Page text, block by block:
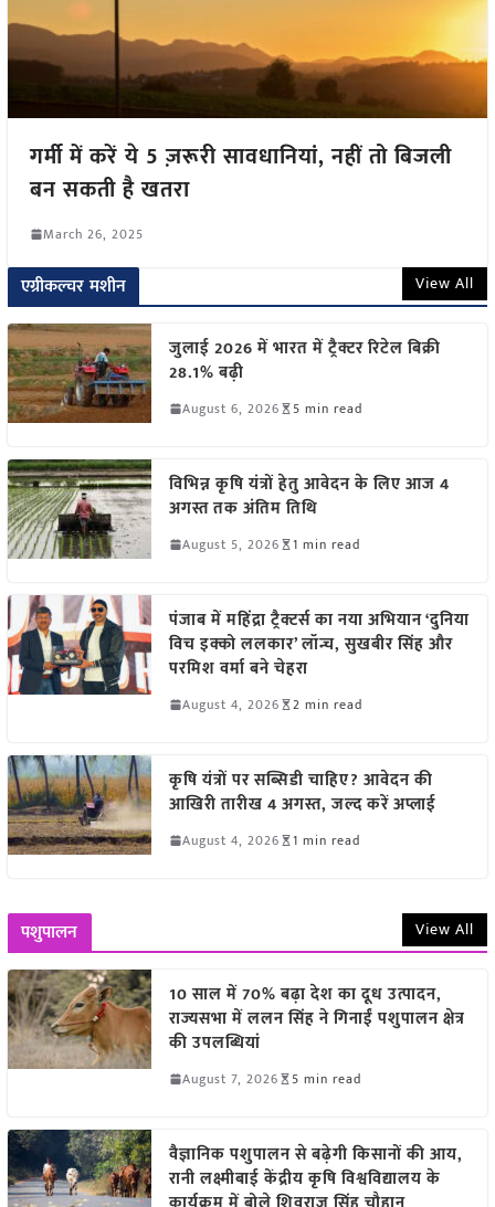
गर्मी में करें ये 5 ज़रूरी सावधानियां, नहीं तो बिजली
बन सकती है खतरा
March 26, 2025
एग्रीकल्चर मशीन View All
जुलाई 2026 में भारत में ट्रैक्टर रिटेल बिक्री
28.1% बढ़ी
August 6, 2026 5 min read
विभिन्न कृषि यंत्रों हेतु आवेदन के लिए आज 4
अगस्त तक अंतिम तिथि
August 5, 2026 1 min read
पंजाब में महिंद्रा ट्रैक्टर्स का नया अभियान ‘दुनिया
विच इक्को ललकार’ लॉन्च, सुखबीर सिंह और
परमिश वर्मा बने चेहरा
August 4, 2026 2 min read
कृषि यंत्रों पर सब्सिडी चाहिए? आवेदन की
आखिरी तारीख 4 अगस्त, जल्द करें अप्लाई
August 4, 2026 1 min read
पशुपालन View All
10 साल में 70% बढ़ा देश का दूध उत्पादन,
राज्यसभा में ललन सिंह ने गिनाईं पशुपालन क्षेत्र
की उपलब्धियां
August 7, 2026 5 min read
वैज्ञानिक पशुपालन से बढ़ेगी किसानों की आय,
रानी लक्ष्मीबाई केंद्रीय कृषि विश्वविद्यालय के